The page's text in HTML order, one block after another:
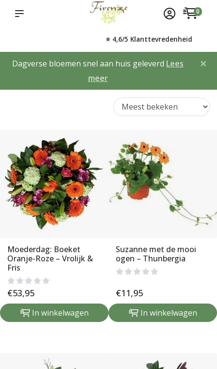
0
⭐ 4,6/5 Klanttevredenheid
Dagverse bloemen snel aan huis geleverd Lees
meer
×
Moederdag: Boeket
Oranje-Roze – Vrolijk &
Fris
€53,95
In winkelwagen
Suzanne met de mooi
ogen – Thunbergia
€11,95
In winkelwagen